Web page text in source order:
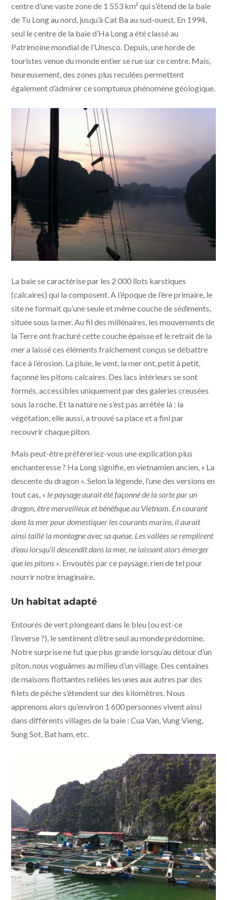
centre d’une vaste zone de 1 553 km² qui s’étend de la baie
de Tu Long au nord, jusqu’à Cat Ba au sud-ouest. En 1994,
seul le centre de la baie d’Ha Long a été classé au
Patrimoine mondial de l’Unesco. Depuis, une horde de
touristes venue du monde entier se rue sur ce centre. Mais,
heureusement, des zones plus reculées permettent
également d’admirer ce somptueux phénomène géologique.
La baie se caractérise par les 2 000 îlots karstiques
(calcaires) qui la composent. A l’époque de l’ère primaire, le
site ne formait qu’une seule et même couche de sédiments,
située sous la mer. Au fil des millénaires, les mouvements de
la Terre ont fracturé cette couche épaisse et le retrait de la
mer a laissé ces éléments fraîchement conçus se débattre
face à l’érosion. La pluie, le vent, la mer ont, petit à petit,
façonné les pitons calcaires. Des lacs intérieurs se sont
formés, accessibles uniquement par des galeries creusées
sous la roche. Et la nature ne s’est pas arrêtée là : la
végétation, elle aussi, a trouvé sa place et a fini par
recouvrir chaque piton.
Mais peut-être préféreriez-vous une explication plus
enchanteresse ? Ha Long signifie, en vietnamien ancien, « La
descente du dragon ». Selon la légende, l’une des versions en
tout cas, « le paysage aurait été façonné de la sorte par un
dragon, être merveilleux et bénéfique au Vietnam. En courant
dans la mer pour domestiquer les courants marins, il aurait
ainsi taillé la montagne avec sa queue. Les vallées se remplirent
d’eau lorsqu’il descendit dans la mer, ne laissant alors émerger
que les pitons ». Envoutés par ce paysage, rien de tel pour
nourrir notre imaginaire.
Un habitat adapté
Entourés de vert plongeant dans le bleu (ou est-ce
l’inverse ?), le sentiment d’être seul au monde prédomine.
Notre surprise ne fut que plus grande lorsqu’au détour d’un
piton, nous voguâmes au milieu d’un village. Des centaines
de maisons flottantes reliées les unes aux autres par des
filets de pêche s’étendent sur des kilomètres. Nous
apprenons alors qu’environ 1 600 personnes vivent ainsi
dans différents villages de la baie : Cua Van, Vung Vieng,
Sung Sot, Bat ham, etc.